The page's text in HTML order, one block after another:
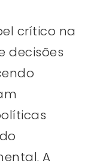
crítico na
decisões
A